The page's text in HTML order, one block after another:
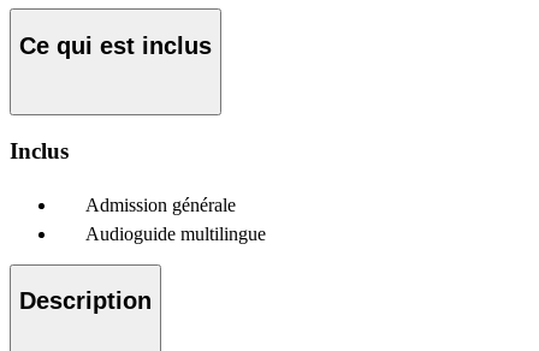
Ce qui est inclus
Inclus
Admission générale
Audioguide multilingue
Description